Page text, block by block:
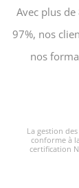
Avec plus
97%, nos
nos
La gestion
conforme à
certification